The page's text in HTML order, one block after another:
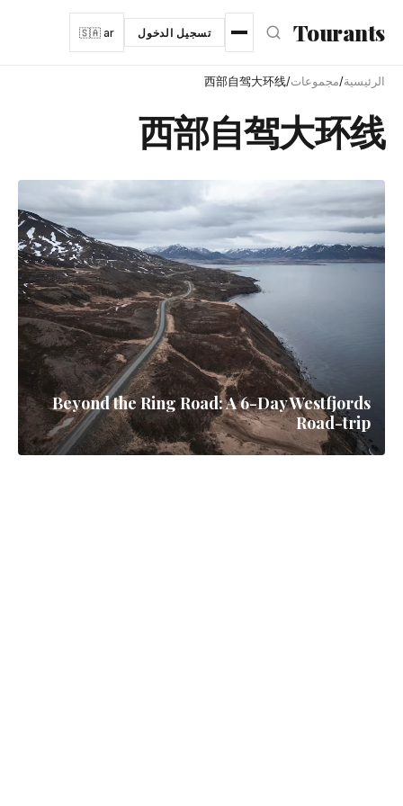
انتقل إلى المحتوى الرئيسي
Tourants تسجيل الدخول 🇸🇦 ar
الرئيسية/مجموعات/
西部自驾大环线
西部自驾大环线
Beyond the Ring Road: A 6-Day Westfjords
Road-trip